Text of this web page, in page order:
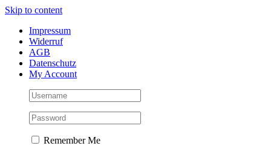
Skip to content
Impressum
Widerruf
AGB
Datenschutz
My Account
Remember Me